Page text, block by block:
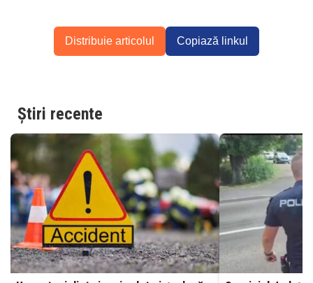
Distribuie articolul Copiază linkul
Știri recente